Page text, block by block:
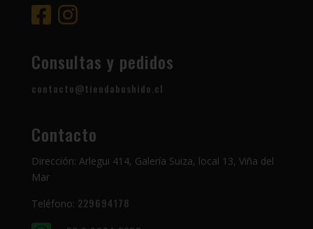
Consultas y pedidos
contacto@tiendabushido.cl
Contacto
Dirección: Arlegui 414, Galería Suiza, local 13, Viña del
Mar
Teléfono: 229694178